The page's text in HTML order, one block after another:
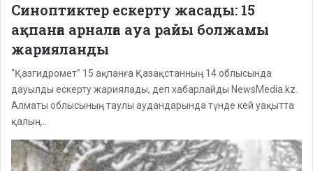
Синоптиктер ескерту жасады: 15
ақпанға арналға ауа райы болжамы
жарияланды
“Қазгидромет” 15 ақпанға Қазақстанның 14 облысында
дауылды ескерту жариялады, деп хабарлайды NewsMedia.kz.
Алматы облысының таулы аудандарында түнде кей уақытта
қалың…